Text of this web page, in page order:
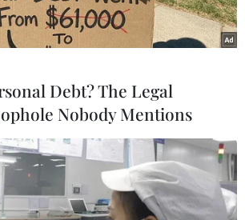
cũng là một lĩnh vực trọng tâm
Ấn Độ. Hai bên đều cố gắng
qua nhiều diễn đàn, trong
cao Đông Á, Diễn đàn khu
nghị bộ trưởng quốc phòng
đàn hàng hải ASEAN mở rộng.
giữa ASEAN và Ấn Độ cũng
Debt? The Legal
Nobody Mentions